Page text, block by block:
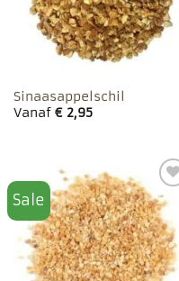
Sinaasappelschil
Vanaf €2,95
Sale
Toevoegen
aan
favorieten